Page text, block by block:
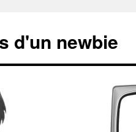
d'un newbie